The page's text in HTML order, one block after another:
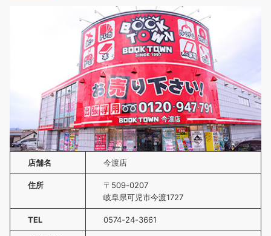
店舗名 今渡店
住所
〒509-0207
岐阜県可児市今渡1727
TEL 0574-24-3661